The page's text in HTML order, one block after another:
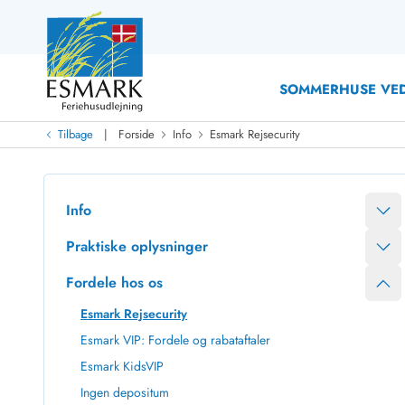
SOMMERHUSE
Last Minute
Last minute
Nyheder hos Esmark
Sommerhuse med hund
Nyrenoverede sommerhuse
Sommerhuse tæt ved vandet
Sommerhuse med internet
Nybyggede sommerhuse
Sommerhuse med sauna
Røgfrie/ikke-ryger sommerhuse
Sommerhuse med udsigt
Feriehuse
Tilbage | Forside Info Esmark Rejsecurity
Info
Praktiske oplysninger
Fordele hos os
Esmark Rejsecurity
Esmark VIP: Fordele og rabataftaler
Esmark KidsVIP
Ingen depositum